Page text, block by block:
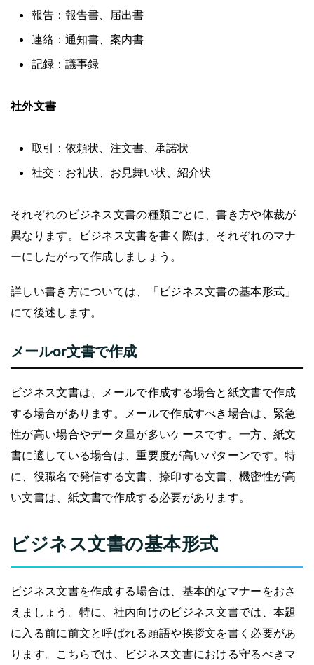
報告：報告書、届出書
連絡：通知書、案内書
記録：議事録
社外文書
取引：依頼状、注文書、承諾状
社交：お礼状、お見舞い状、紹介状
それぞれのビジネス文書の種類ごとに、書き方や体裁が
異なります。ビジネス文書を書く際は、それぞれのマナ
ーにしたがって作成しましょう。
詳しい書き方については、「ビジネス文書の基本形式」
にて後述します。
メールor文書で作成
ビジネス文書は、メールで作成する場合と紙文書で作成
する場合があります。メールで作成すべき場合は、緊急
性が高い場合やデータ量が多いケースです。一方、紙文
書に適している場合は、重要度が高いパターンです。特
に、役職名で発信する文書、捺印する文書、機密性が高
い文書は、紙文書で作成する必要があります。
ビジネス文書の基本形式
ビジネス文書を作成する場合は、基本的なマナーをおさ
えましょう。特に、社内向けのビジネス文書では、本題
に入る前に前文と呼ばれる頭語や挨拶文を書く必要があ
ります。こちらでは、ビジネス文書における守るべきマ